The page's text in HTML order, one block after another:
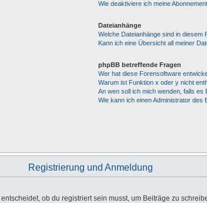
Wie deaktiviere ich meine
Dateianhänge
Welche Dateianhänge sind in diesem
Kann ich eine Übersicht all meiner
phpBB betreffende Fragen
Wer hat diese Forensoftware
Warum ist Funktion x oder y nicht
An wen soll ich mich wenden, falls
Wie kann ich einen Administrator des
Registrierung und Anmeldung
ob du registriert sein musst, um Beiträge zu